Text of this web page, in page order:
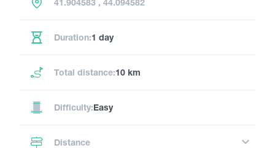
41.904583 , 44.094582
Duration:1 day
Total distance:10 km
Difficulty:Easy
Distance